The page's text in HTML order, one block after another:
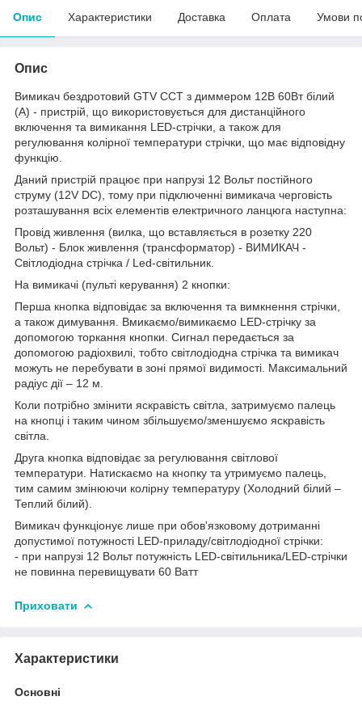
Опис Характеристики Доставка Оплата Умови
Опис
Вимикач бездротовий GTV CCT з диммером 12В 60Вт білий
(А) - пристрій, що використовується для дистанційного
включення та вимикання LED-стрічки, а також для
регулювання колірної температури стрічки, що має відповідну
функцію.
Даний пристрій працює при напрузі 12 Вольт постійного
струму (12V DC), тому при підключенні вимикача черговість
розташування всіх елементів електричного ланцюга наступна:
Провід живлення (вилка, що вставляється в розетку 220
Вольт) - Блок живлення (трансформатор) - ВИМИКАЧ -
Світлодіодна стрічка / Led-світильник.
На вимикачі (пульті керування) 2 кнопки:
Перша кнопка відповідає за включення та вимкнення стрічки,
а також димування. Вмикаємо/вимикаємо LED-стрічку за
допомогою торкання кнопки. Сигнал передається за
допомогою радіохвилі, тобто світлодіодна стрічка та вимикач
можуть не перебувати в зоні прямої видимості. Максимальний
радіус дії – 12 м.
Коли потрібно змінити яскравість світла, затримуємо палець
на кнопці і таким чином збільшуємо/зменшуємо яскравість
світла.
Друга кнопка відповідає за регулювання світлової
температури. Натискаємо на кнопку та утримуємо палець,
тим самим змінюючи колірну температуру (Холодний білий –
Теплий білий).
Вимикач функціонує лише при обов'язковому дотриманні
допустимої потужності LED-приладу/світлодіодної стрічки:
- при напрузі 12 Вольт потужність LED-світильника/LED-стрічки
не повинна перевищувати 60 Ватт
Приховати
Характеристики
Основні